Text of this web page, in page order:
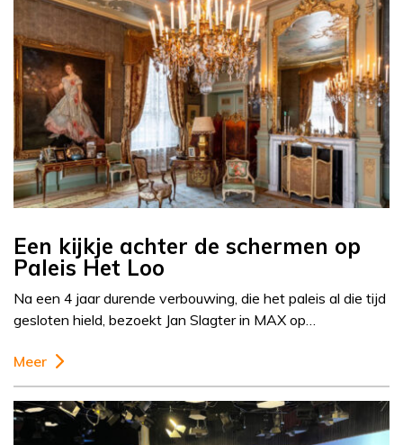
Een kijkje achter de schermen op
Paleis Het Loo
Na een 4 jaar durende verbouwing, die het paleis al die tijd
gesloten hield, bezoekt Jan Slagter in MAX op…
Meer